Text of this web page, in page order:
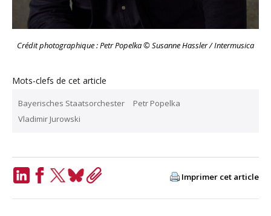
Crédit photographique : Petr Popelka © Susanne Hassler / Intermusica
Mots-clefs de cet article
Bayerisches Staatsorchester
Petr Popelka
Vladimir Jurowski
Imprimer cet article